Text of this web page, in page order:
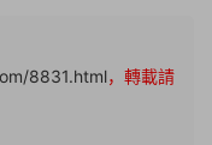
8831.html，轉載請